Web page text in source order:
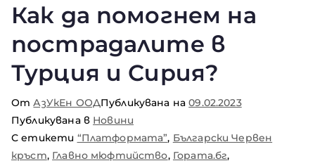
Как да помогнем на
пострадалите в
Турция и Сирия?
ОтАзУкЕн ООДПубликувана на09.02.2023
Публикувана в Новини
С етикети “Платформата”, Български Червен
кръст, Главно мюфтийство, Гората.бг,